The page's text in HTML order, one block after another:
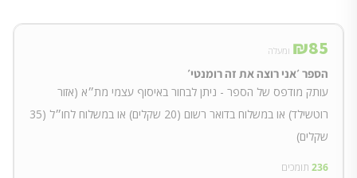
₪85 ומעלה
הספר ׳אני רוצה את זה רומנטי׳
עותק מודפס של הספר - ניתן לבחור באיסוף עצמי מת״א (אזור
רוטשילד) או במשלוח בדואר רשום (20 שקלים) או במשלוח לחו״ל (35
שקלים)
236 תומכים